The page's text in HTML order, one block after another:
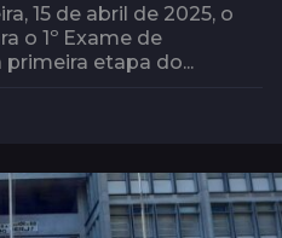
15 de abril de 2025, o
o 1º Exame de
primeira etapa do...